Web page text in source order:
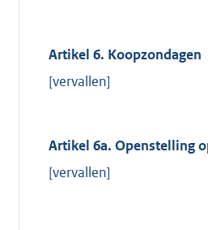
Artikel 6. Koopzondagen
[vervallen]
Artikel 6a. Openstelling
[vervallen]